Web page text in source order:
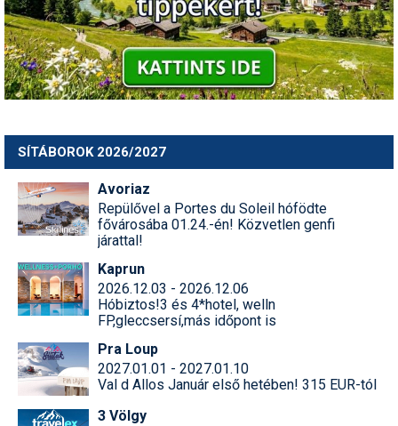
SÍTÁBOROK 2026/2027
Avoriaz
Repülővel a Portes du Soleil hófödte
fővárosába 01.24.-én! Közvetlen genfi
járattal!
Kaprun
2026.12.03 - 2026.12.06
Hóbiztos!3 és 4*hotel, welln
FP,gleccsersí,más időpont is
Pra Loup
2027.01.01 - 2027.01.10
Val d Allos Január első hetében! 315 EUR-tól
3 Völgy